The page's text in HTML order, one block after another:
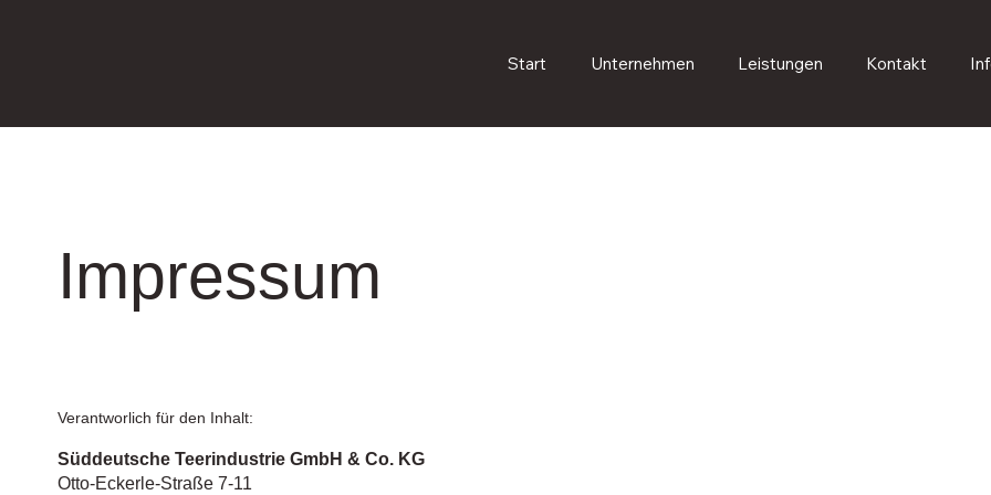
Start Unternehmen Leistungen Kontakt
Impressum
Verantworlich für den Inhalt:
Süddeutsche Teerindustrie GmbH & Co. KG
Otto-Eckerle-Straße 7-11